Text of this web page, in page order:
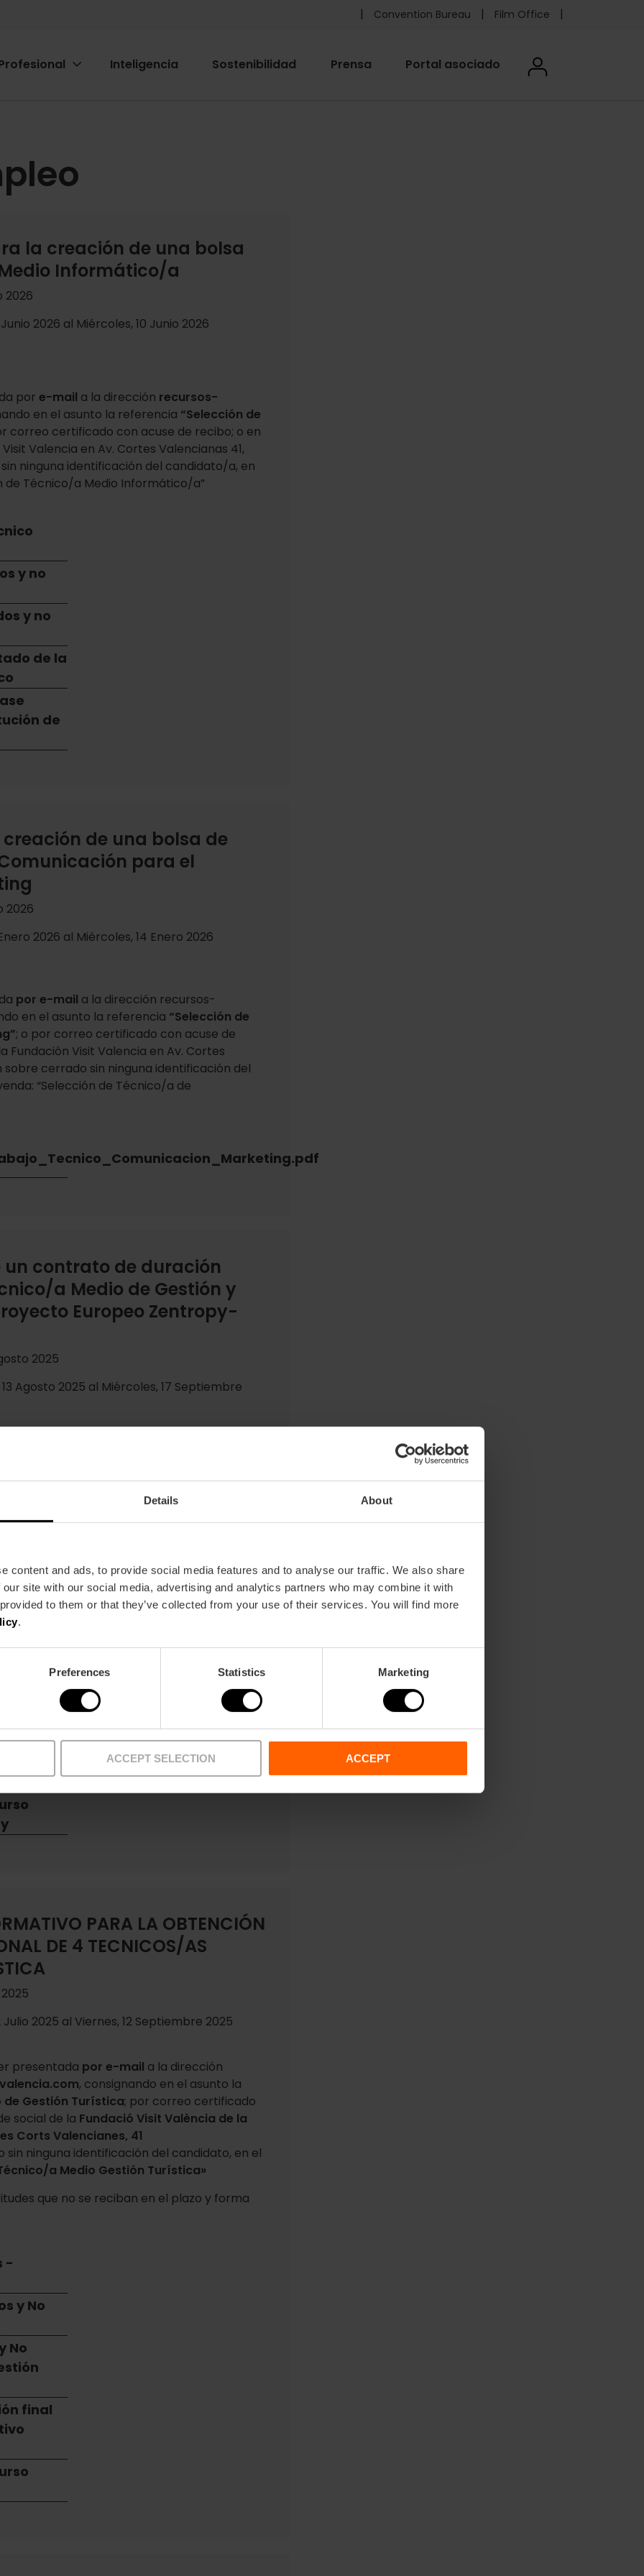
Details About
content and ads, to provide social media features and to analyse our traffic. We also share
site with our social media, advertising and analytics partners who may combine it with
to them or that they’ve collected from your use of their services. You will find more
.
Preferences Statistics Marketing
ACCEPT SELECTION ACCEPT
Pre
header
Convention Bureau Film Office
Inteligencia Sostenibilidad Prensa Portal asociado
User
User menu
la creación de una bolsa
Informático/a
2026
2026 al Miércoles, 10 Junio 2026
por e-mail a la dirección recursos-
en el asunto la referencia “Selección de
correo certificado con acuse de recibo; o en
Valencia en Av. Cortes Valencianas 41,
ninguna identificación del candidato/a, en
de Técnico/a Medio Informático/a”
y no
y no
de la
de
de una bolsa de
para el
2026
2026 al Miércoles, 14 Enero 2026
por e-mail a la dirección recursos-
en el asunto la referencia “Selección de
; o por correo certificado con acuse de
Fundación Visit Valencia en Av. Cortes
sobre cerrado sin ninguna identificación del
“Selección de Técnico/a de
contrato de duración
a Medio de Gestión y
Europeo Zentropy-
2025
Agosto 2025 al Miércoles, 17 Septiembre
h.
humanos@visitvalencia.com,
Técnico/a Medio de Gestión y
MICE”; o por correo certificado con
de la Fundació Visit València de la
Valencianes, 41 (CP.46015), València, en
candidato, en el que aparecerá la leyenda
para el Proyecto Europeo Zentropy-
-
y no
no
final
PARA LA OBTENCIÓN
DE 4 TECNICOS/AS
Julio 2025 al Viernes, 12 Septiembre 2025
presentada por e-mail a la dirección
, consignando en el asunto la
de Gestión Turística; por correo certificado
social de la Fundació Visit València de la
Corts Valencianes, 41
sin ninguna identificación del candidato, en el
a Medio Gestión Turística»
que no se reciban en el plazo y forma
-
y No
No
final